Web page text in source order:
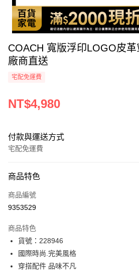
COACH 寬版浮印LOGO皮革
廠商直送
宅配免運費
NT$4,980
付款與運送方式
宅配免運費
icash Pay
信用卡一次付款
LINE Pay
Apple Pay
商品特色
商品編號
9353529
商品特色
貨號：228946
國際時尚.完美風格
穿搭配件 品味不凡